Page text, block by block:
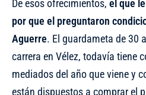
De esos ofrecimientos, el que
por que el preguntaron
Aguerre. El guardameta de 30
carrera en Vélez, todavía tiene
mediados del año que viene y
están dispuestos a comprar el